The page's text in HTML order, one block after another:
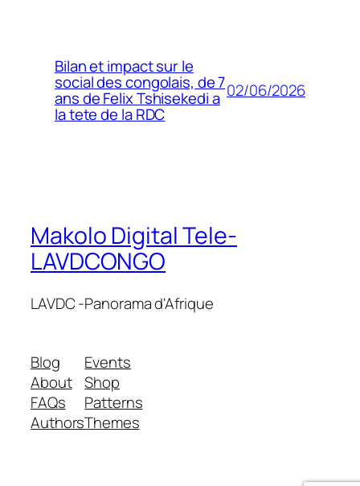
Bilan et impact sur le
social des congolais, de 7
ans de Felix Tshisekedi a
la tete de la RDC
02/06/2026
Makolo Digital Tele-
LAVDCONGO
LAVDC -Panorama d'Afrique
Blog
About
FAQs
Authors
Events
Shop
Patterns
Themes